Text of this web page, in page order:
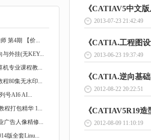
第4期 【价...
与外挂(无KEY...
机专业课程教...
程80集无水印...
号AI6 AI...
程打包精华 1...
广告人像精修...
版全套Linu...
《CATIAV5中文
2013-07-23 21:42:49
《CATIA.工程图
2013-06-23 19:37:49
《CATIA.逆向基
2012-08-22 20:22:51
《CATIAV5R19造
2012-08-09 11:10:19